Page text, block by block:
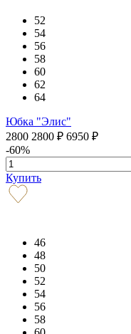
52
54
56
58
60
62
64
Юбка "Элис"
2800 2800 ₽ 6950 ₽
-60%
Купить
46
48
50
52
54
56
58